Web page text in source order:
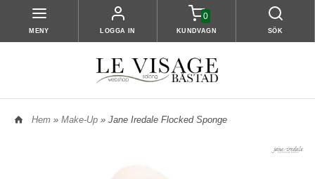
MENY LOGGA IN
0
KUNDVAGN SÖK
Hem » Make-Up » Jane Iredale Flocked Sponge